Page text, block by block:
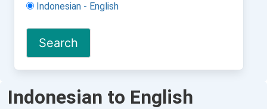
Indonesian - English
Indonesian to English